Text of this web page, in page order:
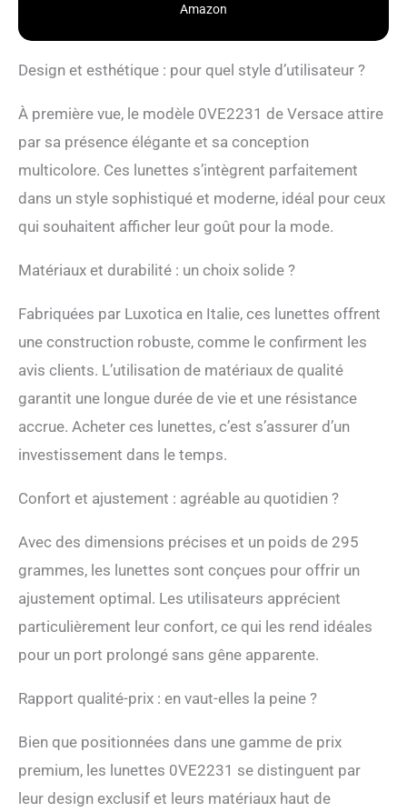
Amazon
Design et esthétique : pour quel style d’utilisateur ?
À première vue, le modèle 0VE2231 de Versace attire
par sa présence élégante et sa conception
multicolore. Ces lunettes s’intègrent parfaitement
dans un style sophistiqué et moderne, idéal pour ceux
qui souhaitent afficher leur goût pour la mode.
Matériaux et durabilité : un choix solide ?
Fabriquées par Luxotica en Italie, ces lunettes offrent
une construction robuste, comme le confirment les
avis clients. L’utilisation de matériaux de qualité
garantit une longue durée de vie et une résistance
accrue. Acheter ces lunettes, c’est s’assurer d’un
investissement dans le temps.
Confort et ajustement : agréable au quotidien ?
Avec des dimensions précises et un poids de 295
grammes, les lunettes sont conçues pour offrir un
ajustement optimal. Les utilisateurs apprécient
particulièrement leur confort, ce qui les rend idéales
pour un port prolongé sans gêne apparente.
Rapport qualité-prix : en vaut-elles la peine ?
Bien que positionnées dans une gamme de prix
premium, les lunettes 0VE2231 se distinguent par
leur design exclusif et leurs matériaux haut de